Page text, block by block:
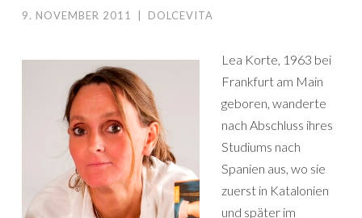
9. NOVEMBER 2011 DOLCEVITA
Lea Korte, 1963 bei
Frankfurt am Main
geboren, wanderte
nach Abschluss ihres
Studiums nach
Spanien aus, wo sie
zuerst in Katalonien
und später im